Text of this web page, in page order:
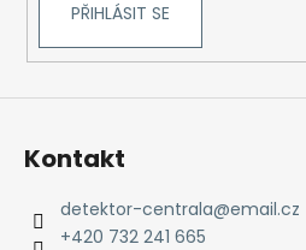
PŘIHLÁSIT SE
Kontakt
detektor-centrala@email.cz
+420 732 241 665